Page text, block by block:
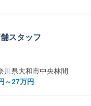
スタッフ
川県大和市中央林間
～27万円